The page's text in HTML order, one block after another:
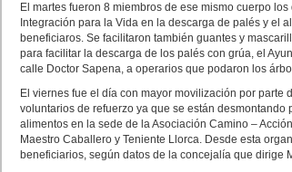
El martes fueron 8 miembros de ese mismo cuerpo
Integración para la Vida en la descarga de palés y el
beneficiaros. Se facilitaron también guantes y
para facilitar la descarga de los palés con grúa, el
calle Doctor Sapena, a operarios que podaron los
El viernes fue el día con mayor movilización por
voluntarios de refuerzo ya que se están
alimentos en la sede de la Asociación Camino –
Maestro Caballero y Teniente Llorca. Desde esta
beneficiarios, según datos de la concejalía que dirige